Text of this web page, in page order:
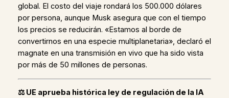
global. El costo del viaje rondará los 500.000 dólares
por persona, aunque Musk asegura que con el tiempo
los precios se reducirán. «Estamos al borde de
convertirnos en una especie multiplanetaria», declaró el
magnate en una transmisión en vivo que ha sido vista
por más de 50 millones de personas.
⚖️ UE aprueba histórica ley de regulación de la IA